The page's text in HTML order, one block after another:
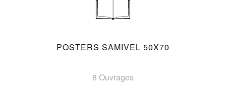
POSTERS SAMIVEL 50X70
8 Ouvrages